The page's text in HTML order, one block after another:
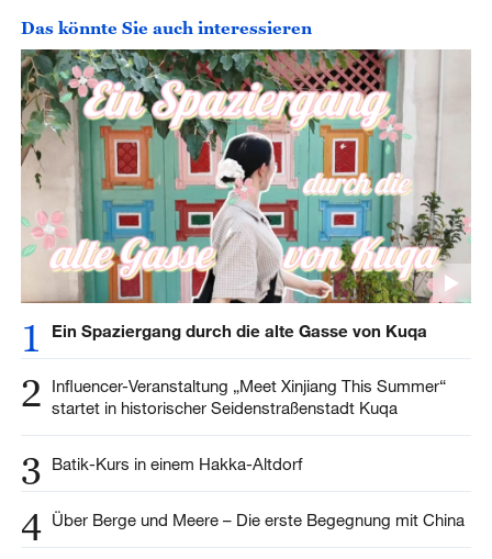
Das könnte Sie auch interessieren
1 Ein Spaziergang durch die alte Gasse von Kuqa
2
Influencer-Veranstaltung „Meet Xinjiang This Summer“
startet in historischer Seidenstraßenstadt Kuqa
3 Batik-Kurs in einem Hakka-Altdorf
4 Über Berge und Meere – Die erste Begegnung mit China